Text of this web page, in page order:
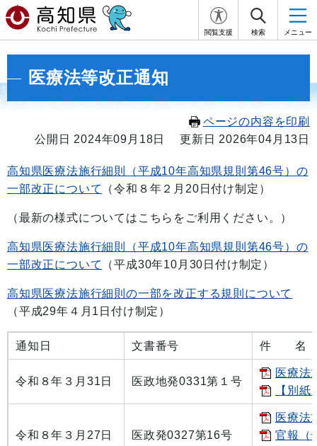
閲覧支援 検索 メニュー
医療法等改正通知
ページの内容を印刷
公開日 2024年09月18日
更新日 2026年04月13日
高知県医療法施行細則（平成10年高知県規則第46号）の
一部改正について
（令和８年２月20日付け制定）
（最新の様式についてはこちらをご利用ください。）
高知県医療法施行細則（平成10年高知県規則第46号）の
一部改正について
（平成30年10月30日付け制定）
高知県医療法施行細則の一部を改正する規則について
（平成29年４月1日付け制定）
通知日 文書番号 件 名
令和８年３月31日 医政地発0331第１号
医療法
【別
令和８年３月27日 医政発0327第16号
医療法
官報（